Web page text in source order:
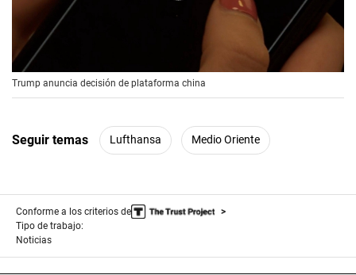
Trump anuncia decisión de plataforma china
Seguir temas Lufthansa Medio Oriente
Conforme a los criterios de
Tipo de trabajo:
Noticias